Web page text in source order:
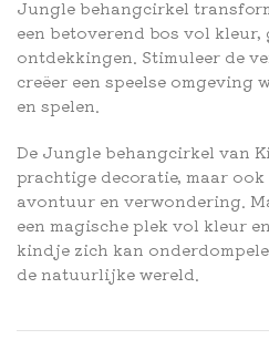
Jungle behangcirkel
een betoverend bos vol kleur,
ontdekkingen. Stimuleer de
creëer een speelse omgeving
en spelen.
De Jungle behangcirkel van
prachtige decoratie, maar
avontuur en verwondering.
een magische plek vol kleur
kindje zich kan
de natuurlijke wereld.